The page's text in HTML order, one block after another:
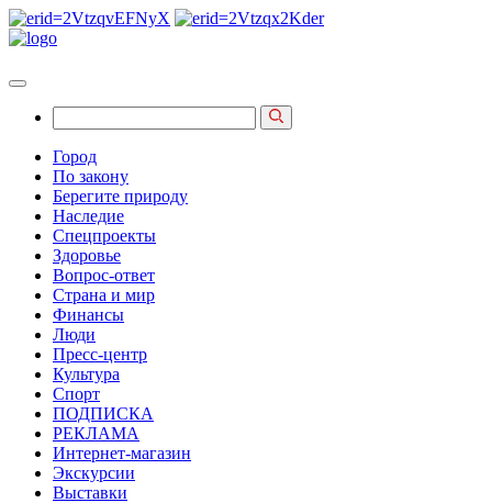
Город
По закону
Берегите природу
Наследие
Спецпроекты
Здоровье
Вопрос-ответ
Страна и мир
Финансы
Люди
Пресс-центр
Культура
Спорт
ПОДПИСКА
РЕКЛАМА
Интернет-магазин
Экскурсии
Выставки